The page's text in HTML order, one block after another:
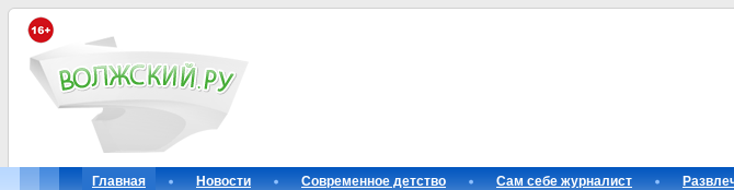
Главная Новости Современное детство Сам себе журналист